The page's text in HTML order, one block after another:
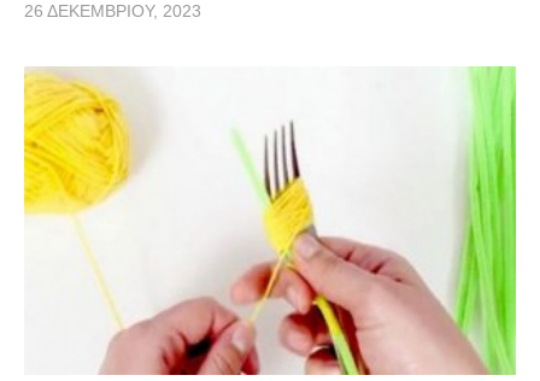
26 ΔΕΚΕΜΒΡΊΟΥ, 2023